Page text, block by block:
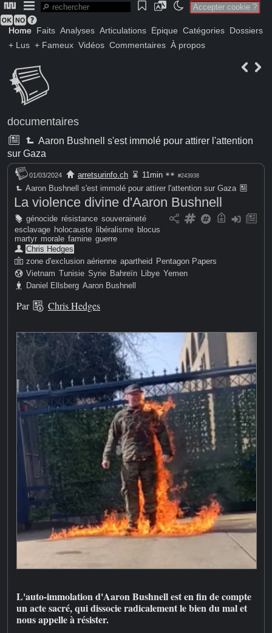
Accepter cookie ?
Home Faits Analyses Articulations Épique Catégories Dossiers
+ Lus + Fameux Vidéos Commentaires À propos
documentaires
Aaron Bushnell s'est immolé pour attirer l'attention
sur Gaza
01/03/2024 arretsurinfo.ch 11min #243938
Aaron Bushnell s'est immolé pour attirer l'attention sur Gaza
La violence divine d'Aaron Bushnell
génocide résistance souveraineté
esclavage holocauste libéralisme blocus
martyr morale famine guerre
Chris Hedges
zone d'exclusion aérienne apartheid Pentagon Papers
Vietnam Tunisie Syrie Bahreïn Libye Yemen
Daniel Ellsberg Aaron Bushnell
Par Chris Hedges
L'auto-immolation d'Aaron Bushnell est en fin de compte
un acte sacré, qui dissocie radicalement le bien du mal et
nous appelle à résister.